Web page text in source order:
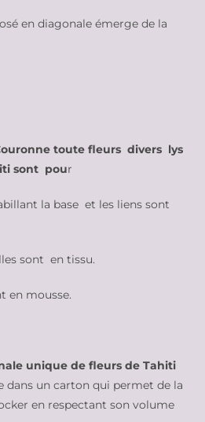
en diagonale émerge de la
toute fleurs divers lys
sont pour
la base et les liens sont
sont en tissu.
en mousse.
unique de fleurs de Tahiti
dans un carton qui permet de la
en respectant son volume